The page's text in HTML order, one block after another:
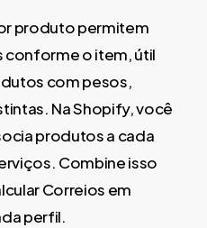
produto permitem
conforme o item, útil
com pesos,
Na Shopify, você
produtos a cada
Combine isso
Correios em
perfil.